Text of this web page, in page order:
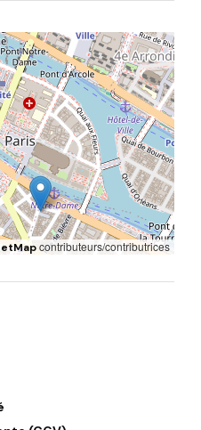
contributeurs/contributrices